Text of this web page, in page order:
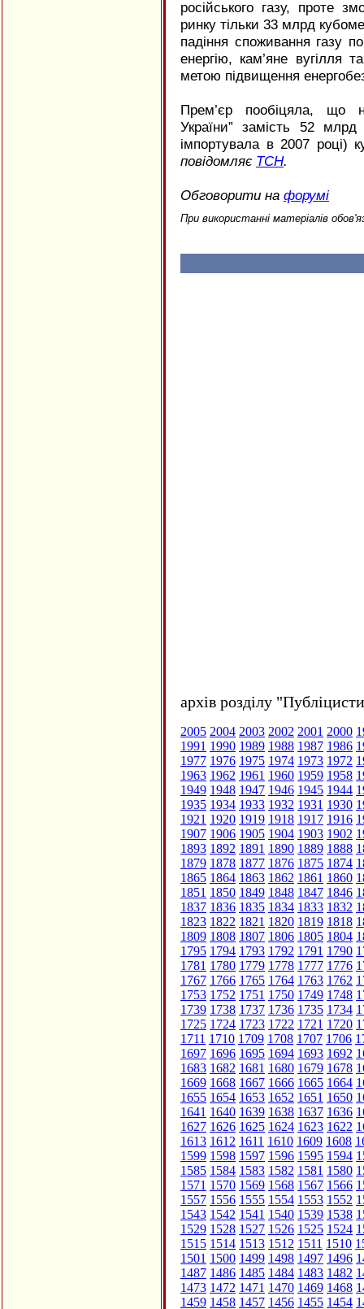
російського газу, проте
ринку тільки 33 млрд
падіння споживання газу
енергію, кам’яне вугілля
метою підвищення
Прем’єр пообіцяла, що
України” замість 52 млрд
імпортувала в 2007 році)
повідомляє ТСН.
Обговорити на форумі
При використанні матеріалів
архів розділу
2005 2004 2003 2002 2001 2000
1991 1990 1989 1988 1987 1986
1977 1976 1975 1974 1973 1972
1963 1962 1961 1960 1959 1958
1949 1948 1947 1946 1945 1944
1935 1934 1933 1932 1931 1930
1921 1920 1919 1918 1917 1916
1907 1906 1905 1904 1903 1902
1893 1892 1891 1890 1889 1888
1879 1878 1877 1876 1875 1874
1865 1864 1863 1862 1861 1860
1851 1850 1849 1848 1847 1846
1837 1836 1835 1834 1833 1832
1823 1822 1821 1820 1819 1818
1809 1808 1807 1806 1805 1804
1795 1794 1793 1792 1791 1790
1781 1780 1779 1778 1777 1776
1767 1766 1765 1764 1763 1762
1753 1752 1751 1750 1749 1748
1739 1738 1737 1736 1735 1734
1725 1724 1723 1722 1721 1720
1711 1710 1709 1708 1707 1706
1697 1696 1695 1694 1693 1692
1683 1682 1681 1680 1679 1678
1669 1668 1667 1666 1665 1664
1655 1654 1653 1652 1651 1650
1641 1640 1639 1638 1637 1636
1627 1626 1625 1624 1623 1622
1613 1612 1611 1610 1609 1608
1599 1598 1597 1596 1595 1594
1585 1584 1583 1582 1581 1580
1571 1570 1569 1568 1567 1566
1557 1556 1555 1554 1553 1552
1543 1542 1541 1540 1539 1538
1529 1528 1527 1526 1525 1524
1515 1514 1513 1512 1511 1510
1501 1500 1499 1498 1497 1496
1487 1486 1485 1484 1483 1482
1473 1472 1471 1470 1469 1468
1459 1458 1457 1456 1455 1454